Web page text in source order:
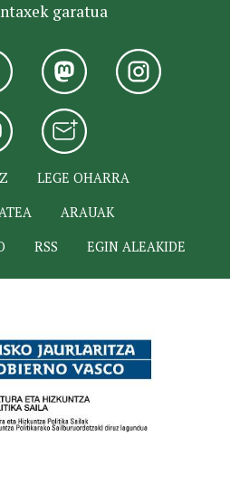
garatua
LEGE OHARRA
ARAUAK
RSS EGIN ALEAKIDE